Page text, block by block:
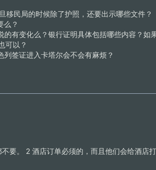
移民局的时候除了护照，还要出示哪些文件？
么？
有变化么？银行证明具体包括哪些内容？如
可以？
签证进入卡塔尔会不会有麻烦？
要。 2 酒店订单必须的，而且他们会给酒店